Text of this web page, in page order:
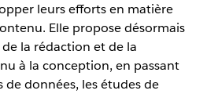
leurs efforts en matière
Elle propose désormais
la rédaction et de la
à la conception, en passant
de données, les études de